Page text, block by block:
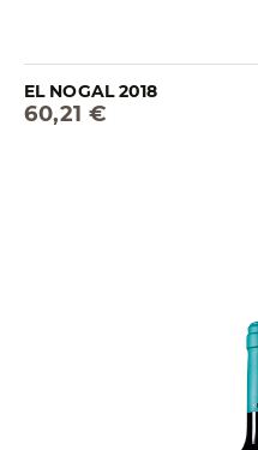
EL NOGAL 2018
60,21 €